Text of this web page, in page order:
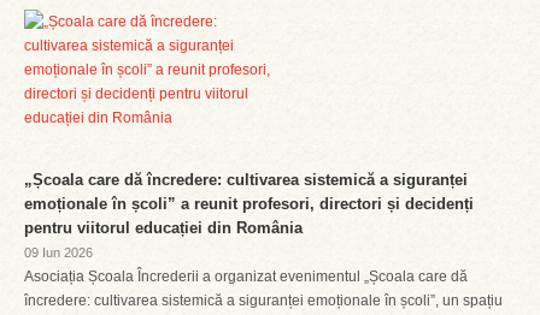
„Școala care dă încredere: cultivarea sistemică a siguranței
emoționale în școli” a reunit profesori, directori și decidenți
pentru viitorul educației din România
09 Iun 2026
Asociația Școala Încrederii a organizat evenimentul „Școala care dă
încredere: cultivarea sistemică a siguranței emoționale în școli”, un spațiu